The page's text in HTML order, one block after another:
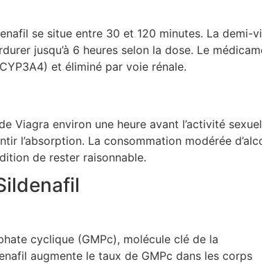
se situe entre 30 et 120 minutes. La demi-
jusqu’à 6 heures selon la dose. Le
et éliminé par voie rénale.
Viagra environ une heure avant l’activité
l’absorption. La consommation modérée
de rester raisonnable.
cyclique (GMPc), molécule clé de la
augmente le taux de GMPc dans les corps